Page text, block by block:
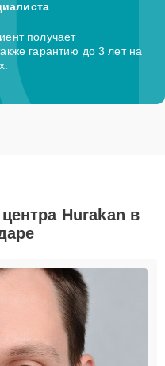
получает
гарантию до 3 лет на
Hurakan в